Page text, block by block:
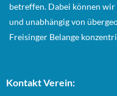
betreffen. Dabei können
und unabhängig von
Freisinger Belange
Kontakt Verein: